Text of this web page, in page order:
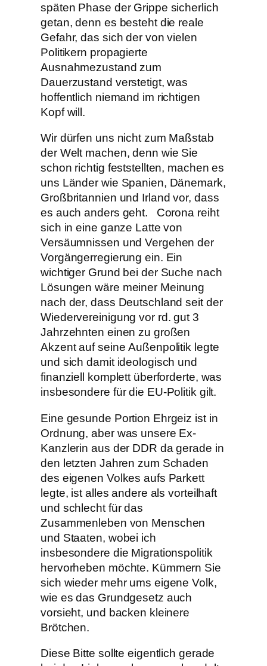
späten Phase der Grippe sicherlich
getan, denn es besteht die reale
Gefahr, das sich der von vielen
Politikern propagierte
Ausnahmezustand zum
Dauerzustand verstetigt, was
hoffentlich niemand im richtigen
Kopf will.
Wir dürfen uns nicht zum Maßstab
der Welt machen, denn wie Sie
schon richtig feststellten, machen es
uns Länder wie Spanien, Dänemark,
Großbritannien und Irland vor, dass
es auch anders geht. Corona reiht
sich in eine ganze Latte von
Versäumnissen und Vergehen der
Vorgängerregierung ein. Ein
wichtiger Grund bei der Suche nach
Lösungen wäre meiner Meinung
nach der, dass Deutschland seit der
Wiedervereinigung vor rd. gut 3
Jahrzehnten einen zu großen
Akzent auf seine Außenpolitik legte
und sich damit ideologisch und
finanziell komplett überforderte, was
insbesondere für die EU-Politik gilt.
Eine gesunde Portion Ehrgeiz ist in
Ordnung, aber was unsere Ex-
Kanzlerin aus der DDR da gerade in
den letzten Jahren zum Schaden
des eigenen Volkes aufs Parkett
legte, ist alles andere als vorteilhaft
und schlecht für das
Zusammenleben von Menschen
und Staaten, wobei ich
insbesondere die Migrationspolitik
hervorheben möchte. Kümmern Sie
sich wieder mehr ums eigene Volk,
wie es das Grundgesetz auch
vorsieht, und backen kleinere
Brötchen.
Diese Bitte sollte eigentlich gerade